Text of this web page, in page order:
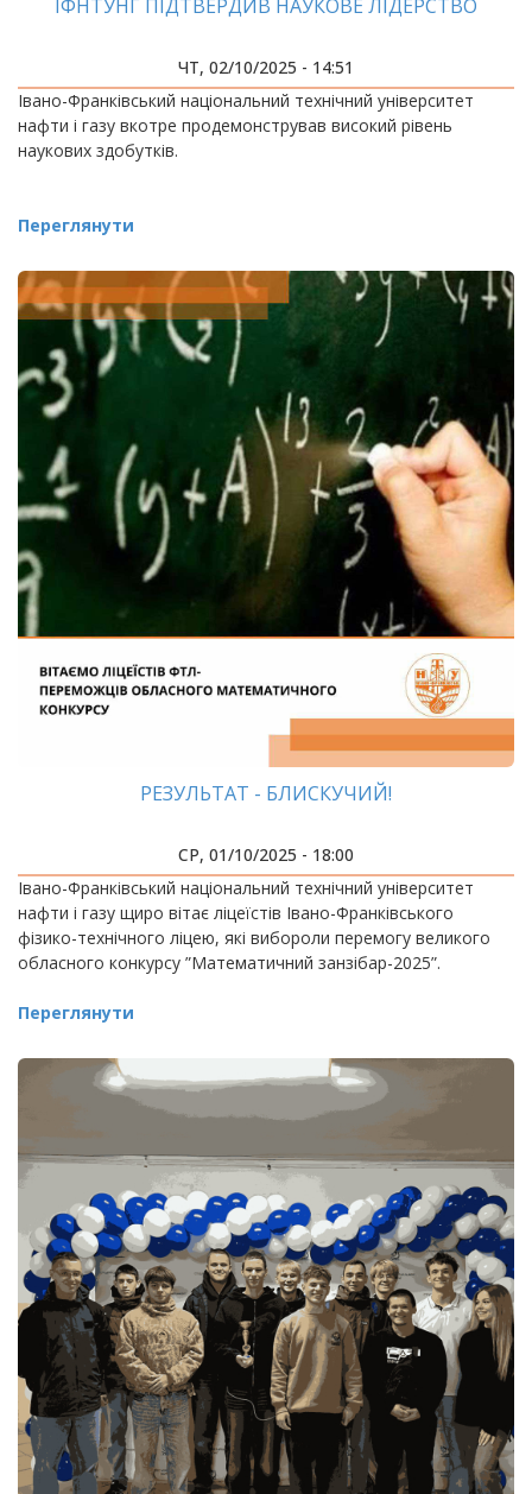
ІФНТУНГ ПІДТВЕРДИВ НАУКОВЕ ЛІДЕРСТВО
ЧТ, 02/10/2025 - 14:51
Івано-Франківський національний технічний університет
нафти і газу вкотре продемонстрував високий рівень
наукових здобутків.
Переглянути
РЕЗУЛЬТАТ - БЛИСКУЧИЙ!
СР, 01/10/2025 - 18:00
Івано-Франківський національний технічний університет
нафти і газу щиро вітає ліцеїстів Івано-Франківського
фізико-технічного ліцею, які вибороли перемогу великого
обласного конкурсу ”Математичний занзібар-2025”.
Переглянути